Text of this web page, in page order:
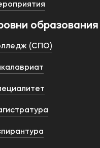
образования
(СПО)